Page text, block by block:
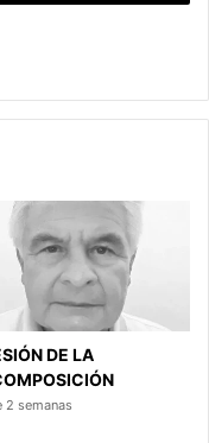
DE LA
2 semanas